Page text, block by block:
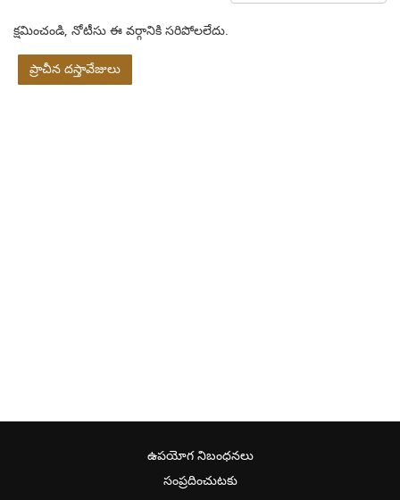
క్షమించండి, నోటీసు ఈ వర్గానికి సరిపోలలేదు.
ప్రాచీన దస్తావేజులు
ఉపయోగ నిబంధనలు
సంప్రదించుటకు